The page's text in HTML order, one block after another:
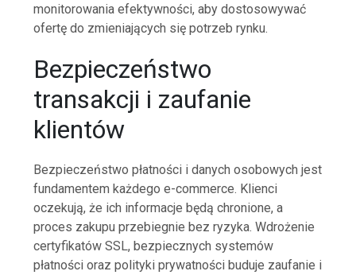
monitorowania efektywności, aby dostosowywać
ofertę do zmieniających się potrzeb rynku.
Bezpieczeństwo
transakcji i zaufanie
klientów
Bezpieczeństwo płatności i danych osobowych jest
fundamentem każdego e-commerce. Klienci
oczekują, że ich informacje będą chronione, a
proces zakupu przebiegnie bez ryzyka. Wdrożenie
certyfikatów SSL, bezpiecznych systemów
płatności oraz polityki prywatności buduje zaufanie i